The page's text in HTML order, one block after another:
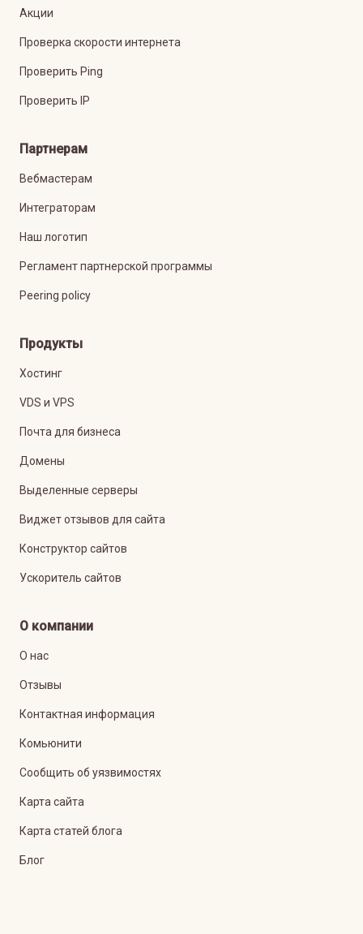
Акции
Проверка скорости интернета
Проверить Ping
Проверить IP
Партнерам
Вебмастерам
Интеграторам
Наш логотип
Регламент партнерской программы
Peering policy
Продукты
Хостинг
VDS и VPS
Почта для бизнеса
Домены
Выделенные серверы
Виджет отзывов для сайта
Конструктор сайтов
Ускоритель сайтов
О компании
О нас
Отзывы
Контактная информация
Комьюнити
Сообщить об уязвимостях
Карта сайта
Карта статей блога
Блог